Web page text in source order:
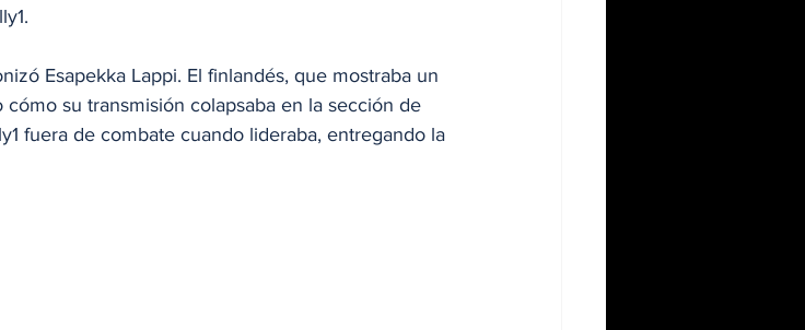
Esapekka Lappi. El finlandés, que mostraba un
su transmisión colapsaba en la sección de
fuera de combate cuando lideraba, entregando la